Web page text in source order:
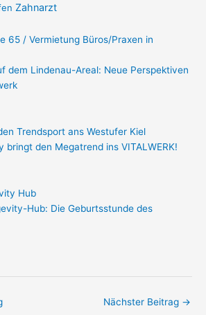
Zahnarzt
dem Lindenau-Areal: Neue Perspektiven
bringt den Megatrend ins VITALWERK!
Hub: Die Geburtsstunde des
Nächster Beitrag →